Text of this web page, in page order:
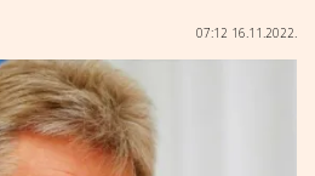
07:12 16.11.2022.